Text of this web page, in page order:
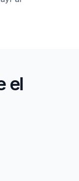
el